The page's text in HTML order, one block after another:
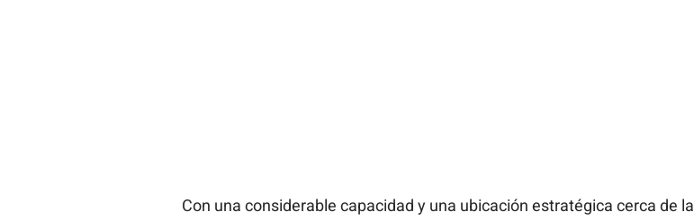
Con una considerable capacidad y una ubicación estratégica cerca de la